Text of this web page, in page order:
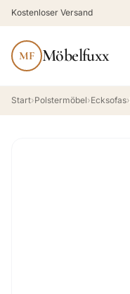
Kostenloser Versand
MF Möbelfuxx
Start›Polstermöbel›Ecksofas›